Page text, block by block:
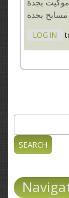
بجدة
LOG IN
Pages